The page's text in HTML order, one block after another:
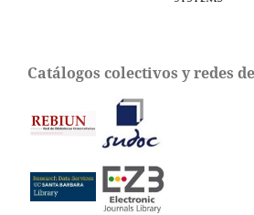
Catálogos colectivos y redes